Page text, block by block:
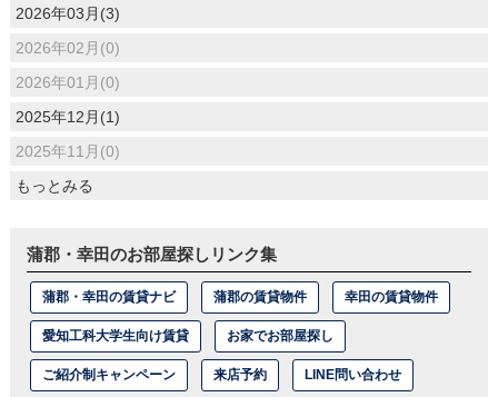
2026年03月(3)
2026年02月(0)
2026年01月(0)
2025年12月(1)
2025年11月(0)
もっとみる
蒲郡・幸田のお部屋探しリンク集
蒲郡・幸田の賃貸ナビ 蒲郡の賃貸物件 幸田の賃貸物件
愛知工科大学生向け賃貸 お家でお部屋探し
ご紹介制キャンペーン 来店予約 LINE問い合わせ